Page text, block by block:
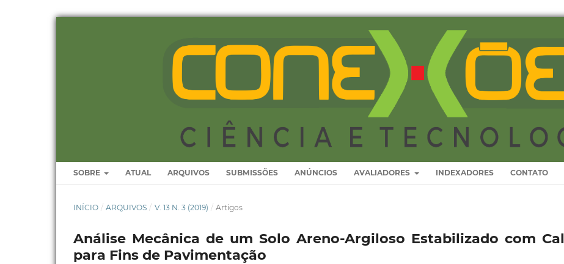
SOBRE ATUAL ARQUIVOS SUBMISSÕES ANÚNCIOS AVALIADORES INDEXADORES CONTATO
INÍCIO / ARQUIVOS / V. 13 N. 3 (2019) / Artigos
Análise Mecânica de um Solo Areno-Argiloso Estabilizado com Cal
para Fins de Pavimentação